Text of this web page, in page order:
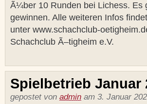
Ã¼ber 10 Runden bei Lichess. Es
gewinnen. Alle weiteren Infos
unter www.schachclub-
Schachclub Ã–tigheim e.V.
Spielbetrieb Januar
gepostet von admin am 3. Januar